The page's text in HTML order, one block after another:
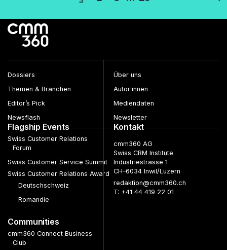
der
Beiträge
Dossiers
Themen & Branchen
Editor’s Pick
Newsflash
Über uns
Autor:innen
Mediendaten
Newsletter
Flagship Events
Swiss Customer Relations
Forum
Swiss Customer Service Summit
Swiss Customer Relations Award
Deutschschweiz
Romandie
Communities
cmm360 Connect Business
Club
Kontakt
cmm360 AG
Swiss CRM Institute
Industriestrasse 1
CH–6034 Inwil/Luzern
redaktion@cmm360.ch
T: +41 44 419 22 01